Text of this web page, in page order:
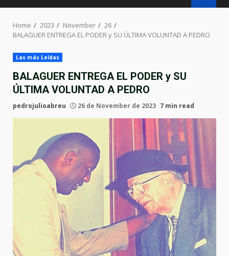
Home 2023 November
26
BALAGUER ENTREGA EL PODER y SU ÚLTIMA VOLUNTAD A PEDRO
Las más Leídas
BALAGUER ENTREGA EL PODER y SU
ÚLTIMA VOLUNTAD A PEDRO
pedrojulioabreu 26 de November de 2023 7 min read